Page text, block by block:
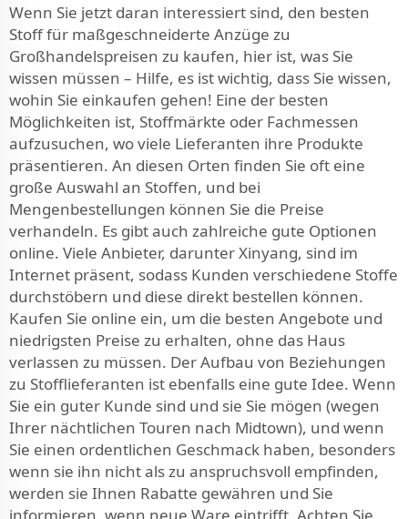
Wenn Sie jetzt daran interessiert sind, den besten
Stoff für maßgeschneiderte Anzüge zu
Großhandelspreisen zu kaufen, hier ist, was Sie
wissen müssen – Hilfe, es ist wichtig, dass Sie wissen,
wohin Sie einkaufen gehen! Eine der besten
Möglichkeiten ist, Stoffmärkte oder Fachmessen
aufzusuchen, wo viele Lieferanten ihre Produkte
präsentieren. An diesen Orten finden Sie oft eine
große Auswahl an Stoffen, und bei
Mengenbestellungen können Sie die Preise
verhandeln. Es gibt auch zahlreiche gute Optionen
online. Viele Anbieter, darunter Xinyang, sind im
Internet präsent, sodass Kunden verschiedene Stoffe
durchstöbern und diese direkt bestellen können.
Kaufen Sie online ein, um die besten Angebote und
niedrigsten Preise zu erhalten, ohne das Haus
verlassen zu müssen. Der Aufbau von Beziehungen
zu Stofflieferanten ist ebenfalls eine gute Idee. Wenn
Sie ein guter Kunde sind und sie Sie mögen (wegen
Ihrer nächtlichen Touren nach Midtown), und wenn
Sie einen ordentlichen Geschmack haben, besonders
wenn sie ihn nicht als zu anspruchsvoll empfinden,
werden sie Ihnen Rabatte gewähren und Sie